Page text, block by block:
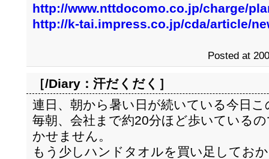
http://www.nttdocomo.co.jp/charge/
http://k-tai.impress.co.jp/cda/article/
Posted at
［/Diary： 汗だくだく ］
連日、朝から暑い日が続いている今日こ
毎朝、会社まで約20分ほど歩いている
かせません。
もう少しハンドタオルを買い足してお